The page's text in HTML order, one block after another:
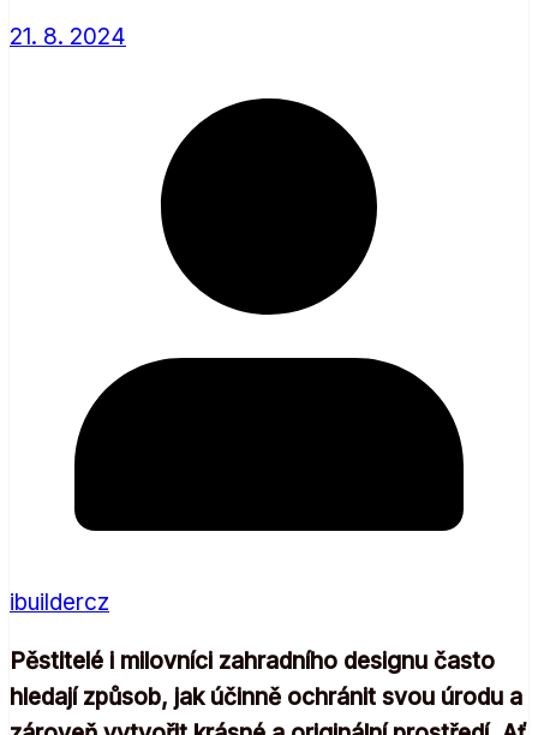
21. 8. 2024
ibuildercz
Pěstitelé i milovníci zahradního designu často
hledají způsob, jak účinně ochránit svou úrodu a